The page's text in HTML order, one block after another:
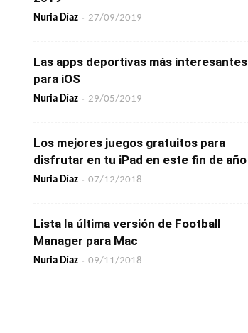
Nuria Díaz - 27/09/2019
Las apps deportivas más interesantes
para iOS
Nuria Díaz - 29/05/2019
Los mejores juegos gratuitos para
disfrutar en tu iPad en este fin de año
Nuria Díaz - 07/12/2018
Lista la última versión de Football
Manager para Mac
Nuria Díaz - 09/11/2018